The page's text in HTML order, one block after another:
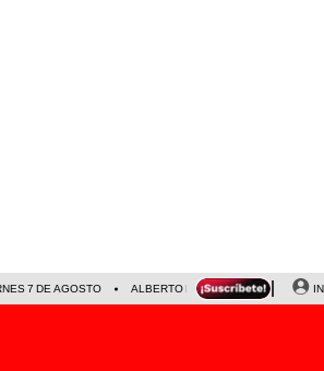
7 DE AGOSTO ALBERTO BENAVIDES NALDY